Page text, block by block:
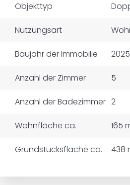
Objekttyp
Nutzungsart
Baujahr der Immobilie 2025
Anzahl der Zimmer 5
Anzahl der Badezimmer 2
Wohnfläche ca. 165
Grundstücksfläche ca. 438